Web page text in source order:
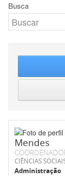
Busca
Mendes
CIÊNCIAS
Administração